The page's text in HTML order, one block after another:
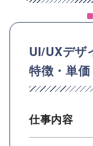
UI/UXデザ
特徴・単
仕事内容